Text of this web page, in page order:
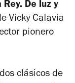
Rey. De luz y
Vicky Calavia
pionero
clásicos de